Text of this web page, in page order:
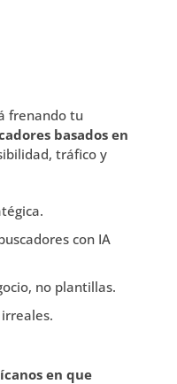
frenando tu
basados en
tráfico y
con IA
no plantillas.
en que